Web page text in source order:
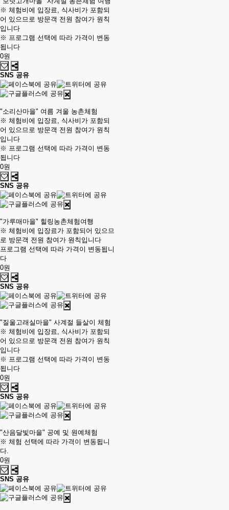
※ 체험비에 입장료, 식사비가 포함되
어 있으므로 방문객 전원 참여가 원칙
입니다
※ 프로그램 선택에 따라 가격이 변동
됩니다
0원
SNS 공유
"소리산마을" 여름 겨울 농촌체험
※ 체험비에 입장료, 식사비가 포함되
어 있으므로 방문객 전원 참여가 원칙
입니다
※ 프로그램 선택에 따라 가격이 변동
됩니다
0원
SNS 공유
"가루매마을" 힐링농촌체험여행
※ 체험비에 입장료가 포함되어 있으므
로 방문객 전원 참여가 원칙입니다
프로그램 선택에 따라 가격이 변동됩니
다
0원
SNS 공유
"질울고래실마을" 사계절 들살이 체험
※ 체험비에 입장료, 식사비가 포함되
어 있으므로 방문객 전원 참여가 원칙
입니다
※ 프로그램 선택에 따라 가격이 변동
됩니다
0원
SNS 공유
"산음달빛마을" 공예 및 원예체험
※ 체험 선택에 따라 가격이 변동됩니
다.
0원
SNS 공유